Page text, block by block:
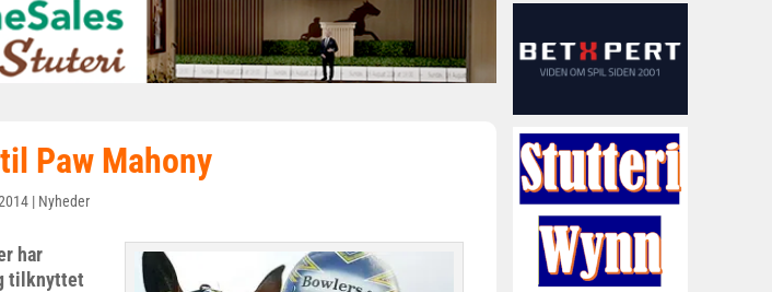
Paw Mahony
| Nyheder
har
tilknyttet